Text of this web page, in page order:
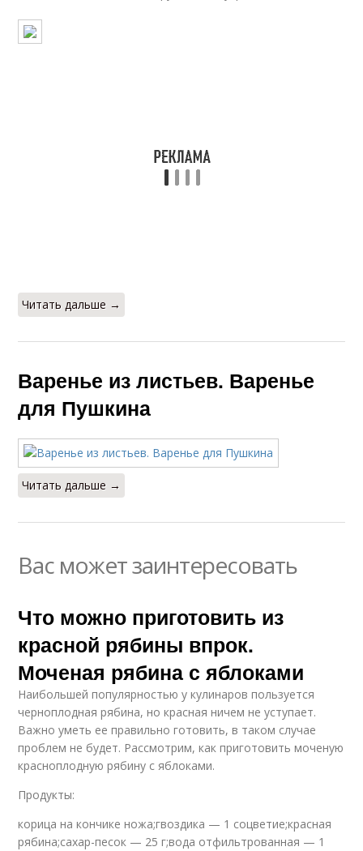
Читать дальше →
Варенье из листьев. Варенье
для Пушкина
Читать дальше →
Вас может заинтересовать
Что можно приготовить из
красной рябины впрок.
Моченая рябина с яблоками
Наибольшей популярностью у кулинаров пользуется
черноплодная рябина, но красная ничем не уступает.
Важно уметь ее правильно готовить, в таком случае
проблем не будет. Рассмотрим, как приготовить моченую
красноплодную рябину с яблоками.
Продукты:
корица на кончике ножа;гвоздика — 1 соцветие;красная
рябина;сахар-песок — 25 г;вода отфильтрованная — 1